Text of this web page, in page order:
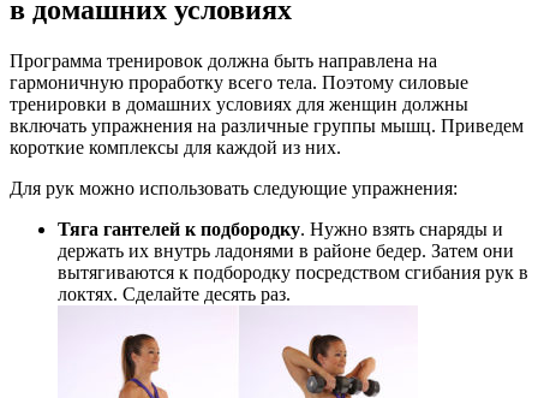
в домашних условиях
Программа тренировок должна быть направлена на
гармоничную проработку всего тела. Поэтому силовые
тренировки в домашних условиях для женщин должны
включать упражнения на различные группы мышц. Приведем
короткие комплексы для каждой из них.
Для рук можно использовать следующие упражнения:
Тяга гантелей к подбородку. Нужно взять снаряды и
держать их внутрь ладонями в районе бедер. Затем они
вытягиваются к подбородку посредством сгибания рук в
локтях. Сделайте десять раз.